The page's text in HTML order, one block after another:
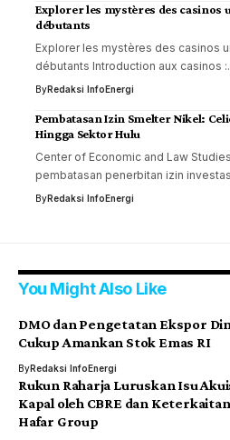
Explorer les mystères des casinos
débutants
Explorer les mystères des casinos
débutants Introduction aux casinos
ByRedaksi InfoEnergi
Pembatasan Izin Smelter Nikel:
Hingga Sektor Hulu
Center of Economic and Law
pembatasan penerbitan izin
ByRedaksi InfoEnergi
You Might Also Like
DMO dan Pengetatan Ekspor
Cukup Amankan Stok Emas RI
ByRedaksi InfoEnergi
Rukun Raharja Luruskan Isu
Kapal oleh CBRE dan
Hafar Group